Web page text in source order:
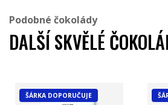
Podobné čokolády
DALŠÍ SKVĚLÉ
ŠÁRKA DOPORUČUJE